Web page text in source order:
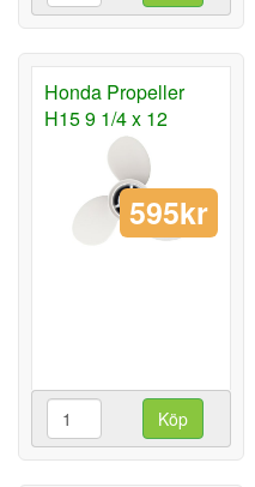
Honda Propeller
H15 9 1/4 x 12
595kr
Köp